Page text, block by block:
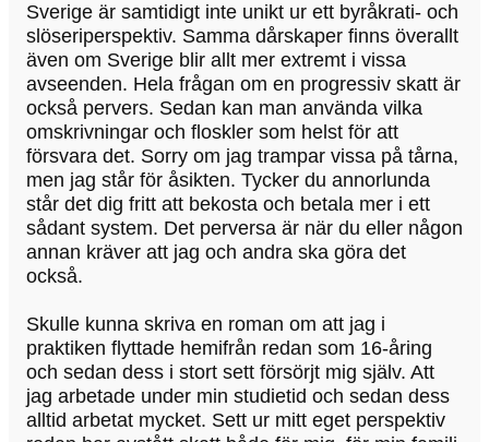
Sverige är samtidigt inte unikt ur ett byråkrati- och
slöseriperspektiv. Samma dårskaper finns överallt
även om Sverige blir allt mer extremt i vissa
avseenden. Hela frågan om en progressiv skatt är
också pervers. Sedan kan man använda vilka
omskrivningar och floskler som helst för att
försvara det. Sorry om jag trampar vissa på tårna,
men jag står för åsikten. Tycker du annorlunda
står det dig fritt att bekosta och betala mer i ett
sådant system. Det perversa är när du eller någon
annan kräver att jag och andra ska göra det
också.
Skulle kunna skriva en roman om att jag i
praktiken flyttade hemifrån redan som 16-åring
och sedan dess i stort sett försörjt mig själv. Att
jag arbetade under min studietid och sedan dess
alltid arbetat mycket. Sett ur mitt eget perspektiv